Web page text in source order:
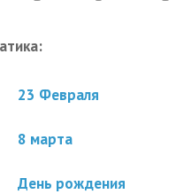
23 Февраля
8 марта
День рождения